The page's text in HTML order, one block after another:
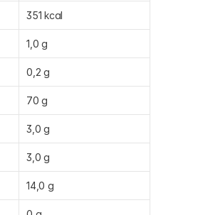
351 kcal
1,0 g
0,2 g
70 g
3,0 g
3,0 g
14,0 g